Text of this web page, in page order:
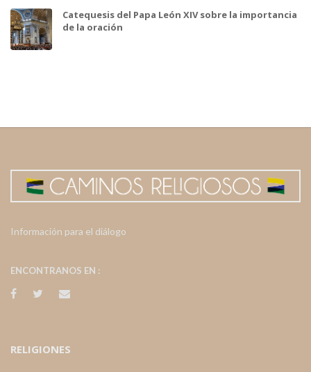
Catequesis del Papa León XIV sobre la importancia
de la oración
Información para el diálogo
ENCONTRANOS EN :
RELIGIONES